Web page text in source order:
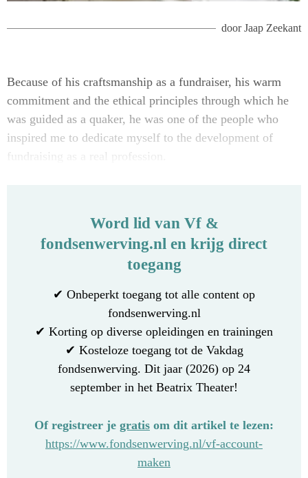
doorJaap Zeekant
Because of his craftsmanship as a fundraiser, his warm
commitment and the ethical principles through which he
was guided as a quaker, he was one of the people who
inspired me to dedicate myself to the development of
fundraising as a real profession.
Word lid van Vf &
fondsenwerving.nl en krijg direct
toegang
✔ Onbeperkt toegang tot alle content op
fondsenwerving.nl
✔ Korting op diverse opleidingen en trainingen
✔ Kosteloze toegang tot de Vakdag
fondsenwerving. Dit jaar (2026) op 24
september in het Beatrix Theater!
Of registreer je gratis om dit artikel te lezen:
https://www.fondsenwerving.nl/vf-account-
maken